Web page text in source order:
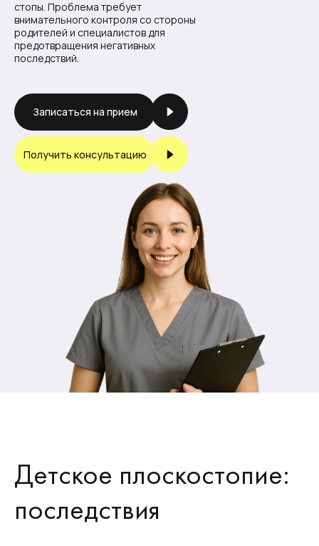
Записаться на прием
Получить консультацию
стопы. Проблема требует
внимательного контроля со стороны
родителей и специалистов для
предотвращения негативных
последствий.
Детское плоскостопие:
последствия